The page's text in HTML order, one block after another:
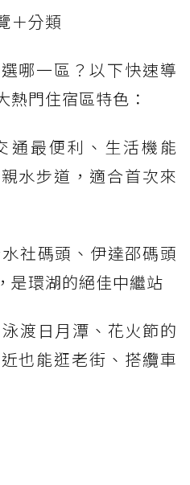
＋分類
哪一區？以下快速導
熱門住宿區特色：
通最便利、生活機能
水步道，適合首次來
社碼頭、伊達邵碼頭
是環湖的絕佳中繼站
泳渡日月潭、花火節的
也能逛老街、搭纜車